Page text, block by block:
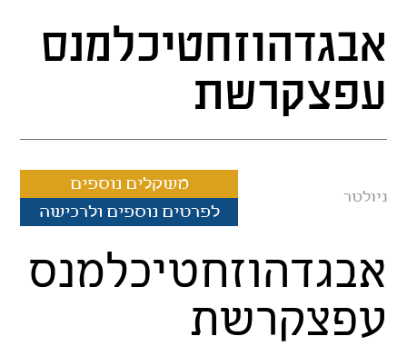
אבגדהוזחטיכלמנס
עפצקרשת
ניולטר
משקלים נוספים
לפרטים נוספים ולרכישה
אבגדהוזחטיכלמנס
עפצקרשת